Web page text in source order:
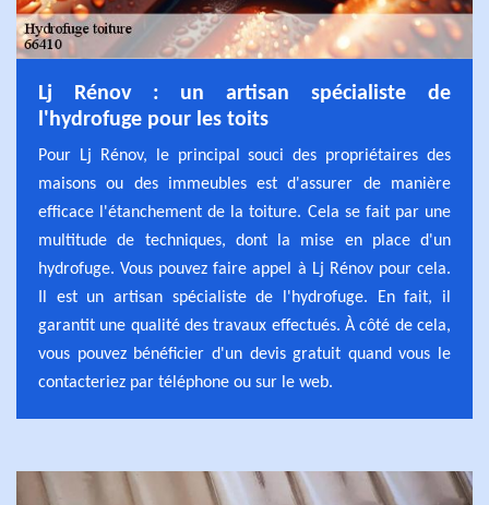
Lj Rénov : un artisan spécialiste de
l'hydrofuge pour les toits
Pour Lj Rénov, le principal souci des propriétaires des
maisons ou des immeubles est d'assurer de manière
efficace l'étanchement de la toiture. Cela se fait par une
multitude de techniques, dont la mise en place d'un
hydrofuge. Vous pouvez faire appel à Lj Rénov pour cela.
Il est un artisan spécialiste de l'hydrofuge. En fait, il
garantit une qualité des travaux effectués. À côté de cela,
vous pouvez bénéficier d'un devis gratuit quand vous le
contacteriez par téléphone ou sur le web.